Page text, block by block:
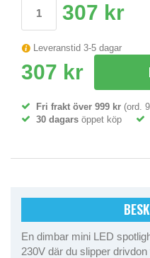
307 kr
Leveranstid 3-5 dagar
307 kr
Fri frakt över 999 kr (ord.
30 dagars öppet köp
En dimbar mini LED
230V där du slipper